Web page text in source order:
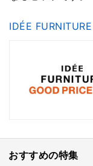
IDÉE
おすすめの特集